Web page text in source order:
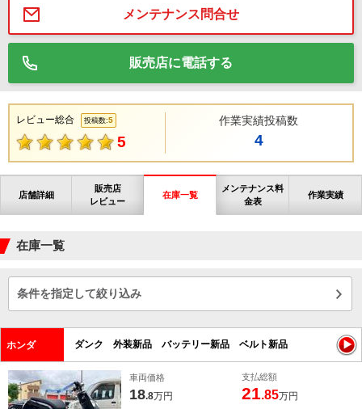
メンテナンス問合せ
販売店に電話する
レビュー総合 投稿数:5
5
作業実績投稿数
4
店舗詳細
販売店
レビュー
在庫一覧
メンテナンス料
金表
作業実績
在庫一覧
条件を指定して絞り込み
ホンダ ダンク 外装新品 バッテリー新品 ベルト新品
車両価格
18.8万円
支払総額
21.85万円